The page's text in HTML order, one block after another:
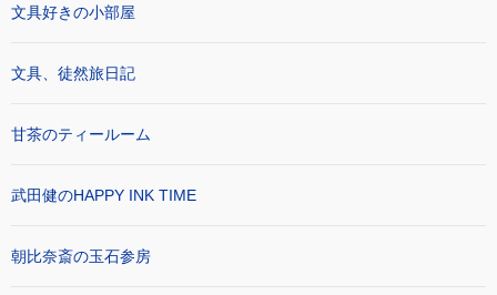
文具好きの小部屋
文具、徒然旅日記
甘茶のティールーム
武田健のHAPPY INK TIME
朝比奈斎の玉石参房